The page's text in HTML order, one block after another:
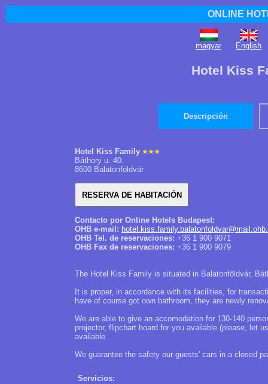
ONLINE
magyar English
Hotel Kiss
Descripción
Hotel Kiss Family
Báthory u. 40.
8600 Balatonföldvár
Contacto por Online Hotels Budapest:
OHB e-mail:
OHB Tel. de reservaciones: +36 1 900 9071
OHB Fax de reservaciones: +36 1 900 9079
The Hotel Kiss Family is situated in Balatonföldvár,
It is proper, in accordance with its facilities, for
have of course got own bathroom, they are newly
We are able to give an accomodation for 130-140
projector, flipchart board for you available (please, let
available.
We guarantee the safety our guests' cars in a closed
Servicios: